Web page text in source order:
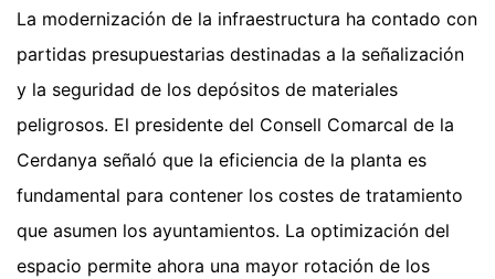
La modernización de la infraestructura ha contado con
partidas presupuestarias destinadas a la señalización
y la seguridad de los depósitos de materiales
peligrosos. El presidente del Consell Comarcal de la
Cerdanya señaló que la eficiencia de la planta es
fundamental para contener los costes de tratamiento
que asumen los ayuntamientos. La optimización del
espacio permite ahora una mayor rotación de los